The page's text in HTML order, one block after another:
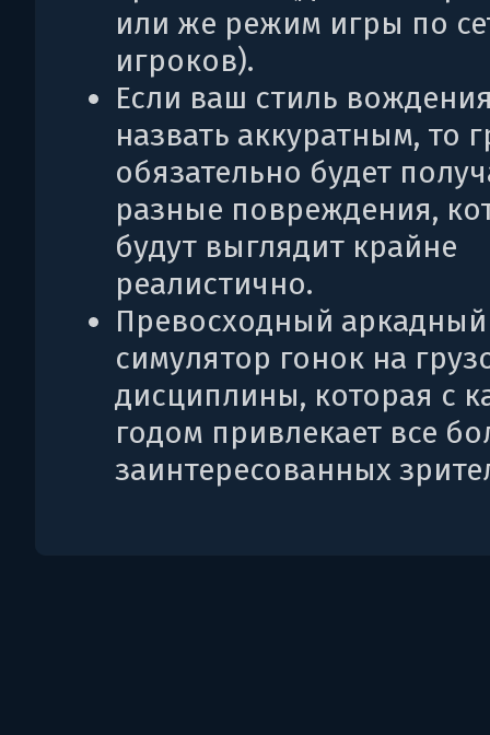
или же режим игры по
игроков).
Если ваш стиль
назвать аккуратным, то
обязательно будет
разные повреждения,
будут выглядит крайне
реалистично.
Превосходный аркадный
симулятор гонок на
дисциплины, которая с
годом привлекает все
заинтересованных